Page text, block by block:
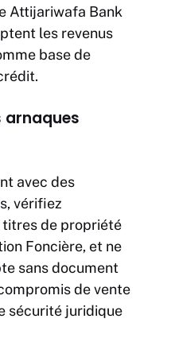
Attijariwafa Bank
les revenus
base de
arnaques
avec des
vérifiez
de propriété
Foncière, et ne
sans document
de vente
sécurité juridique